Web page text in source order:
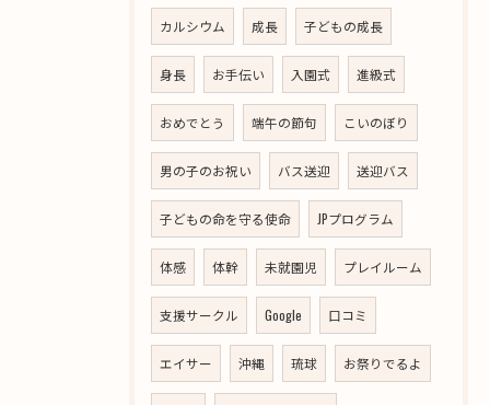
カルシウム 成長 子どもの成長
身長 お手伝い 入園式 進級式
おめでとう 端午の節句 こいのぼり
男の子のお祝い バス送迎 送迎バス
子どもの命を守る使命 JPプログラム
体感 体幹 未就園児 プレイルーム
支援サークル Google 口コミ
エイサー 沖縄 琉球 お祭りでるよ